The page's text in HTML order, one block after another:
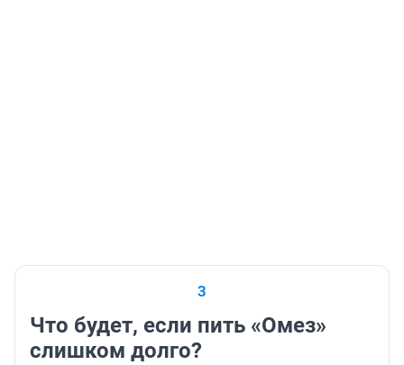
3
Что будет, если пить «Омез»
слишком долго?